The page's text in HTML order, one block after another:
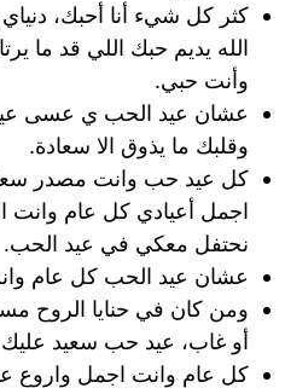
كثر كل شيء أنا أحبك،
الله يديم حبك اللي قد ما
وأنت حبي.
عشان عيد الحب ي عسى
وقلبك ما يذوق الا سعادة.
كل عيد حب وانت مصدر
اجمل أعيادي كل عام وانت
نحتفل معكي في عيد الحب.
عشان عيد الحب كل عام
ومن كان في حنايا الروح
أو غاب، عيد حب سعيد
كل عام وانت اجمل واروع